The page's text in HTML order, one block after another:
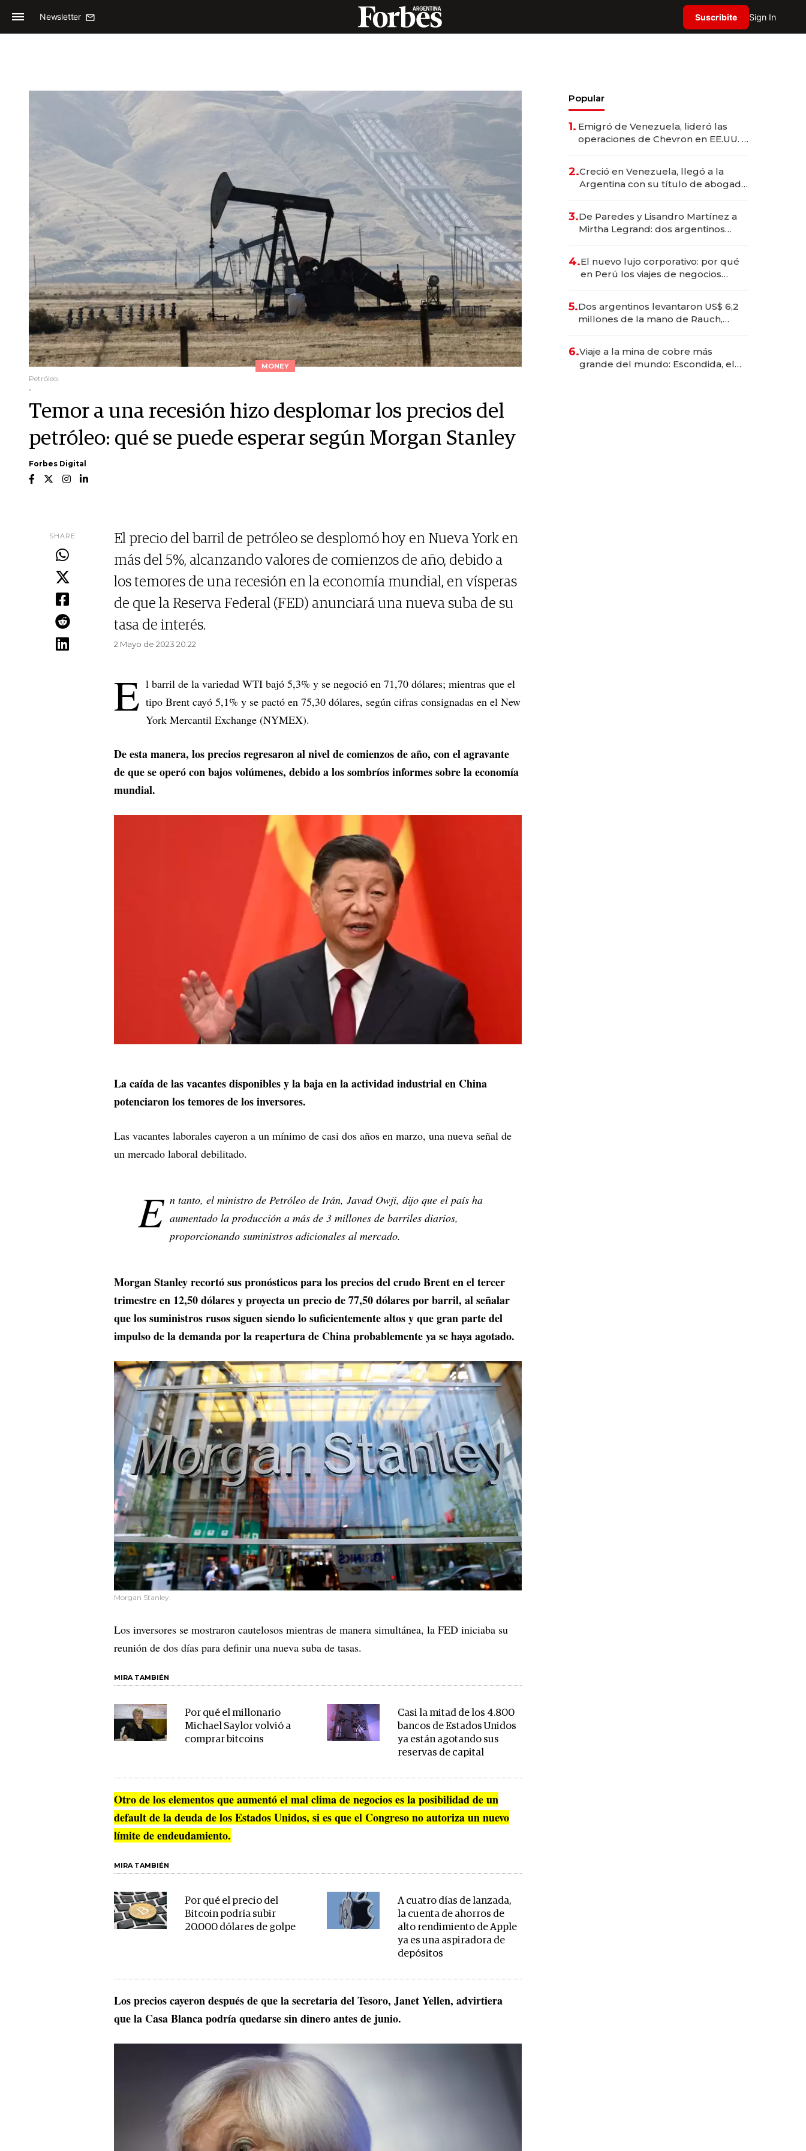
Newsletter Suscribite Sign In
MONEY
Petróleo.
.
Temor a una recesión hizo desplomar los precios del
petróleo: qué se puede esperar según Morgan Stanley
Forbes Digital
SHARE
El precio del barril de petróleo se desplomó hoy en Nueva York en
más del 5%, alcanzando valores de comienzos de año, debido a
los temores de una recesión en la economía mundial, en vísperas
de que la Reserva Federal (FED) anunciará una nueva suba de su
tasa de interés.
2 Mayo de 2023 20.22
E l barril de la variedad WTI bajó 5,3% y se negoció en 71,70 dólares; mientras que el
tipo Brent cayó 5,1% y se pactó en 75,30 dólares, según cifras consignadas en el New
York Mercantil Exchange (NYMEX).
De esta manera, los precios regresaron al nivel de comienzos de año, con el agravante
de que se operó con bajos volúmenes, debido a los sombríos informes sobre la economía
mundial.
La caída de las vacantes disponibles y la baja en la actividad industrial en China
potenciaron los temores de los inversores.
Las vacantes laborales cayeron a un mínimo de casi dos años en marzo, una nueva señal de
un mercado laboral debilitado.
E n tanto, el ministro de Petróleo de Irán, Javad Owji, dijo que el país ha
aumentado la producción a más de 3 millones de barriles diarios,
proporcionando suministros adicionales al mercado.
Morgan Stanley recortó sus pronósticos para los precios del crudo Brent en el tercer
trimestre en 12,50 dólares y proyecta un precio de 77,50 dólares por barril, al señalar
que los suministros rusos siguen siendo lo suficientemente altos y que gran parte del
impulso de la demanda por la reapertura de China probablemente ya se haya agotado.
Morgan Stanley.
Los inversores se mostraron cautelosos mientras de manera simultánea, la FED iniciaba su
reunión de dos días para definir una nueva suba de tasas.
MIRA TAMBIÉN
Por qué el millonario
Michael Saylor volvió a
comprar bitcoins
Casi la mitad de los 4.800
bancos de Estados Unidos
ya están agotando sus
reservas de capital
Otro de los elementos que aumentó el mal clima de negocios es la posibilidad de un
default de la deuda de los Estados Unidos, si es que el Congreso no autoriza un nuevo
límite de endeudamiento.
MIRA TAMBIÉN
Por qué el precio del
Bitcoin podría subir
20.000 dólares de golpe
A cuatro días de lanzada,
la cuenta de ahorros de
alto rendimiento de Apple
ya es una aspiradora de
depósitos
Los precios cayeron después de que la secretaria del Tesoro, Janet Yellen, advirtiera
que la Casa Blanca podría quedarse sin dinero antes de junio.
Popular
1. Emigró de Venezuela, lideró las
operaciones de Chevron en EE.UU. y
2.Creció en Venezuela, llegó a la
Argentina con su título de abogado
marcas "fast premium"
3.De Paredes y Lisandro Martínez a
Mirtha Legrand: dos argentinos
4.El nuevo lujo corporativo: por qué
en Perú los viajes de negocios
transformadoras
5.Dos argentinos levantaron US$ 6,2
millones de la mano de Rauch,
6.Viaje a la mina de cobre más
grande del mundo: Escondida, el